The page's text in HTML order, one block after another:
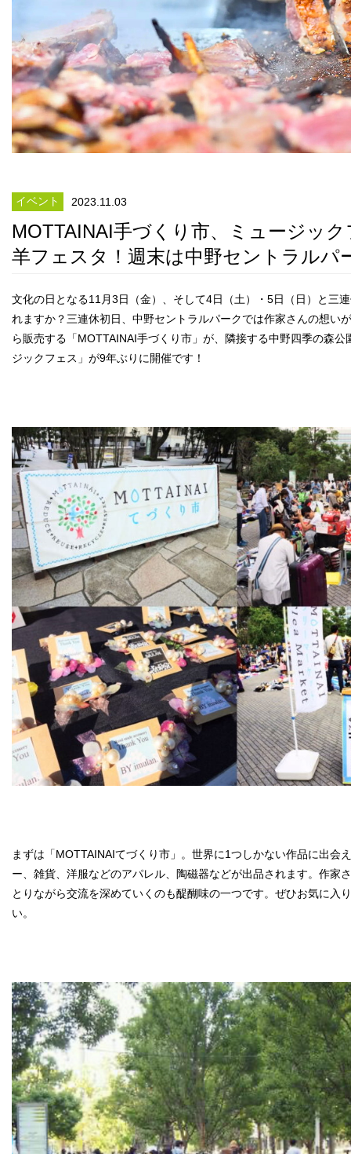
イベント 2023.11.03
MOTTAINAI手づくり市、ミュージッ
羊フェスタ！週末は中野セントラルパ
文化の日となる11月3日（金）、そして4日（土）・5日（日）と三
れますか？三連休初日、中野セントラルパークでは作家さんの想い
ら販売する「MOTTAINAI手づくり市」が、隣接する中野四季の森
ジックフェス」が9年ぶりに開催です！
まずは「MOTTAINAIてづくり市」。世界に1つしかない作品に出会
ー、雑貨、洋服などのアパレル、陶磁器などが出品されます。作家
とりながら交流を深めていくのも醍醐味の一つです。ぜひお気に入
い。